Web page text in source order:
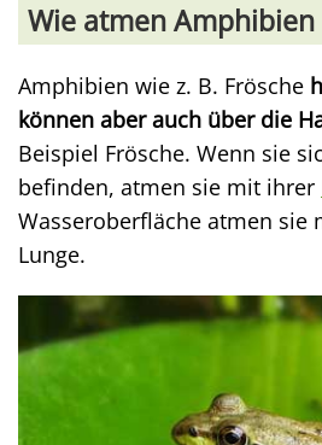
Wie atmen Amphibien
Amphibien wie z. B. Frösche
können aber auch über die
Beispiel Frösche. Wenn sie
befinden, atmen sie mit ihrer
Wasseroberfläche atmen sie
Lunge.